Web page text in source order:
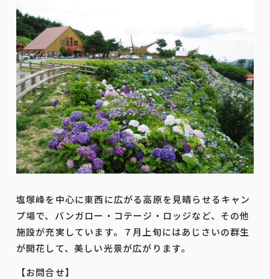
塩塚峰を中心に東西に広がる高原を見晴らせるキャン
プ場で、バンガロー・コテージ・ロッジなど、その他
施設が充実しています。７月上旬にはあじさいの群生
が開花して、美しい光景が広がります。
【お問合せ】